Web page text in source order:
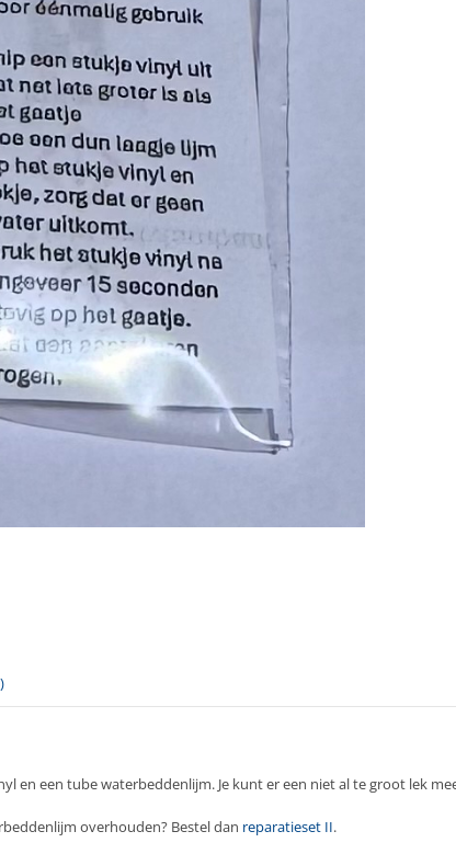
en een tube waterbeddenlijm. Je kunt er een niet al te groot lek
overhouden? Bestel dan reparatieset II.